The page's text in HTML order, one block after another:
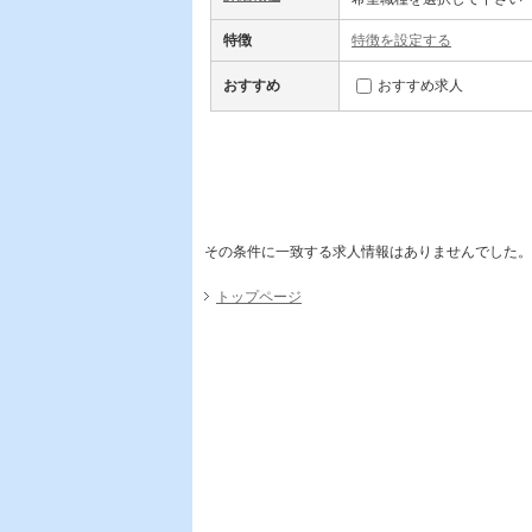
特徴 特徴を設定する
おすすめ おすすめ求人
その条件に一致する求人情報はありませんでした。
トップページ